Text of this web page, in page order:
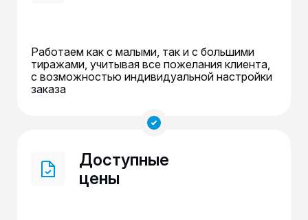
Работаем как с малыми, так и с большими
тиражами, учитывая все пожелания клиента,
с возможностью индивидуальной настройки
заказа
Доступные
цены